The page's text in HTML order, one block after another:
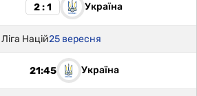
2 : 1 Україна
Ліга Націй25 вересня
21:45 Україна